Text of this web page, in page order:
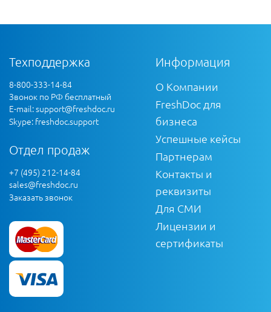
Техподдержка
8-800-333-14-84
Звонок по РФ бесплатный
E-mail:support@freshdoc.ru
Skype: freshdoc.support
Отдел продаж
+7 (495) 212-14-84
sales@freshdoc.ru
Заказать звонок
Информация
О Компании
FreshDoc для
бизнеса
Успешные кейсы
Партнерам
Контакты и
реквизиты
Для СМИ
Лицензии и
сертификаты